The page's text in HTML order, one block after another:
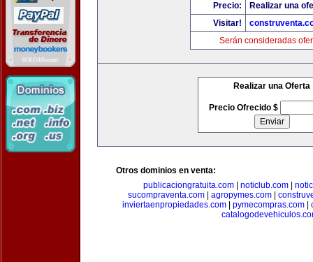
Precio:
Realizar una
Visitar!
Serán consideradas
Realizar una Oferta
Precio Ofrecido $
Otros dominios en venta:
publicaciongratuita.com| noticlub.com|
sucompraventa.com
agropymes.com
inviertaenpropiedades.com| pymecompras.com|